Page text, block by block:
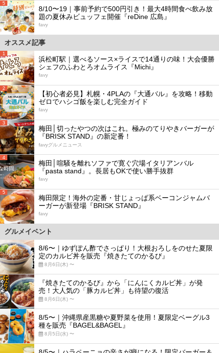
5
8/10〜19｜事前予約で500円引き！最大4時間食べ飲み放
題の夏休みビュッフェ開催『reDine 広島』
favy
オススメ記事
1
浜松町駅｜選べるソース×ライスで14通りの味！大会優勝
シェフのふわとろオムライス『Michi』
favy
2
【初心者必見】札幌・4PLAの『大通バル』を攻略！移動
ゼロでハシゴ飯を楽しむ完全ガイド
favy
3
梅田│切ったやつの次はこれ。極みのてりやきバーガーが
『BRISK STAND』の新定番！
favyグルメニュース
4
梅田│喧騒を離れソファで寛ぐ穴場イタリアンバル
『pasta stand』。長居もOKで使い勝手抜群
favy
5
梅田限定！海外の定番・甘じょっぱ系ベーコンジャムバ
ーガーが新登場『BRISK STAND』
favy
グルメイベント
8/6〜｜ゆずぽん酢でさっぱり！大根おろしをのせた夏限
定のカルビ丼を販売『焼きたてのかるび』
8月6日(木) 〜
『焼きたてのかるび』から「にんにくカルビ丼」が発
売！大人気の「豚カルビ丼」も待望の復活
8月6日(木) 〜
8/5〜｜沖縄県産黒糖や夏野菜を使用！夏限定ベーグル3
種を販売『BAGEL&BAGEL』
8月5日(水) 〜